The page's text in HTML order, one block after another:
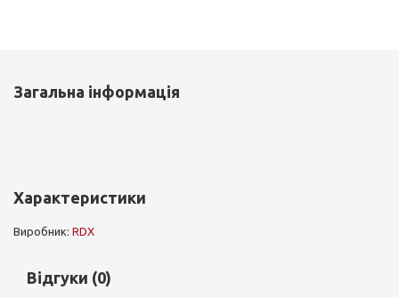
Загальна інформація
Характеристики
Виробник: RDX
Відгуки (0)